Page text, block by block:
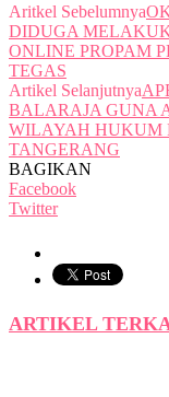
Aritkel Sebelumnya
DIDUGA
ONLINE PROPAM
TEGAS
Artikel Selanjutnya
BALARAJA GUNA
WILAYAH HUKUM
TANGERANG
BAGIKAN
Facebook
Twitter
ARTIKEL